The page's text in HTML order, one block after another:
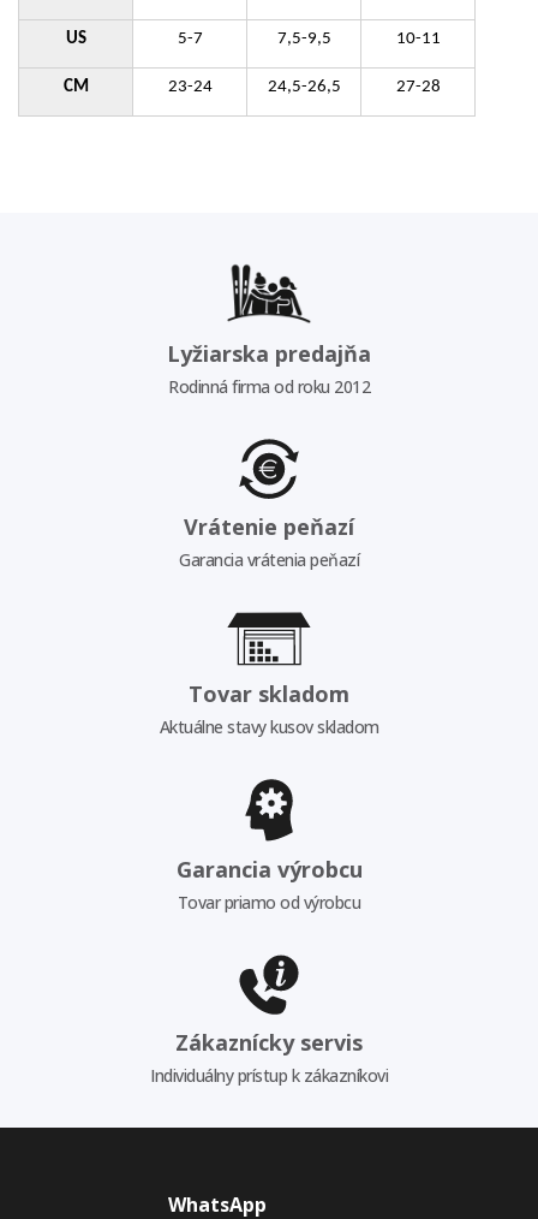
US 5-7 7,5-9,5 10-11
CM 23-24 24,5-26,5 27-28
Lyžiarska predajňa
Rodinná firma od roku 2012
Vrátenie peňazí
Garancia vrátenia peňazí
Tovar skladom
Aktuálne stavy kusov skladom
Garancia výrobcu
Tovar priamo od výrobcu
Zákaznícky servis
Individuálny prístup k zákazníkovi
WhatsApp